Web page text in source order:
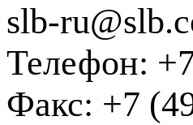
slb-
Телефон:
Факс: +7